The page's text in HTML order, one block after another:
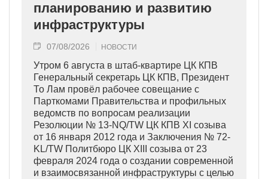
планированию и развитию
инфраструктуры
07/08/2026 НОВОСТИ
Утром 6 августа в штаб-квартире ЦК КПВ
Генеральный секретарь ЦК КПВ, Президент
То Лам провёл рабочее совещание с
Парткомами Правительства и профильных
ведомств по вопросам реализации
Резолюции № 13-NQ/TW ЦК КПВ XI созыва
от 16 января 2012 года и Заключения № 72-
KL/TW Политбюро ЦК XIII созыва от 23
февраля 2024 года о создании современной
и взаимосвязанной инфраструктуры с целью